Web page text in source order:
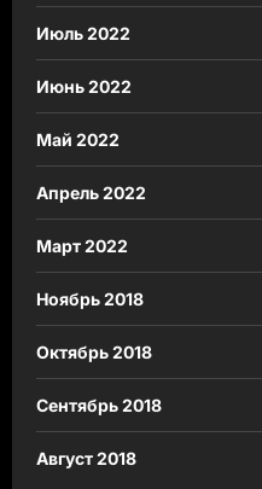
Июль 2022
Июнь 2022
Май 2022
Апрель 2022
Март 2022
Ноябрь 2018
Октябрь 2018
Сентябрь 2018
Август 2018